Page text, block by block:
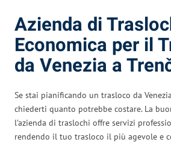
Azienda di
Economica per il
da Venezia a
Se stai pianificando un trasloco da
chiederti quanto potrebbe costare. La
l’azienda di traslochi offre servizi
rendendo il tuo trasloco il più agevole e